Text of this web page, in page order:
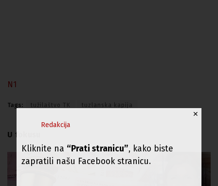
N1
Tags: tužilaštvo TK tuzlanska kapija
U fokusu
✕
Redakcija
Kliknite na “Prati stranicu”, kako biste
zapratili našu Facebook stranicu.